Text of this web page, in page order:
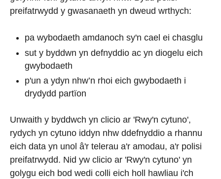
preifatrwydd y gwasanaeth yn dweud wrthych:
pa wybodaeth amdanoch sy'n cael ei chasglu
sut y byddwn yn defnyddio ac yn diogelu eich
gwybodaeth
p'un a ydyn nhw’n rhoi eich gwybodaeth i
drydydd partïon
Unwaith y byddwch yn clicio ar 'Rwy'n cytuno',
rydych yn cytuno iddyn nhw ddefnyddio a rhannu
eich data yn unol â'r telerau a'r amodau, a'r polisi
preifatrwydd. Nid yw clicio ar 'Rwy'n cytuno' yn
golygu eich bod wedi colli eich holl hawliau i'ch